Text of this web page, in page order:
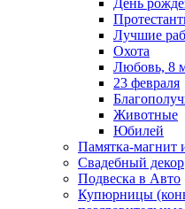
День
Лучшие
Охота
Любовь, 8
23 февраля
Животные
Юбилей
Памятка-магнит
Свадебный декор
Подвеска в Авто
Купюрницы